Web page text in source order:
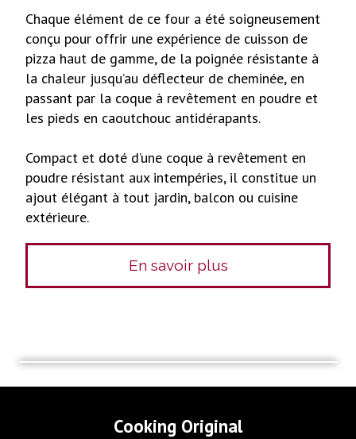
Chaque élément de ce four a été soigneusement
conçu pour offrir une expérience de cuisson de
pizza haut de gamme, de la poignée résistante à
la chaleur jusqu’au déflecteur de cheminée, en
passant par la coque à revêtement en poudre et
les pieds en caoutchouc antidérapants.
Compact et doté d’une coque à revêtement en
poudre résistant aux intempéries, il constitue un
ajout élégant à tout jardin, balcon ou cuisine
extérieure.
En savoir plus
Cooking Original